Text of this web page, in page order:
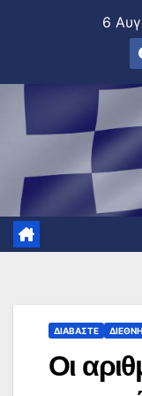
6
ΔΙΑΒΆΣΤΕ ΔΙΕΘΝΉ
Οι